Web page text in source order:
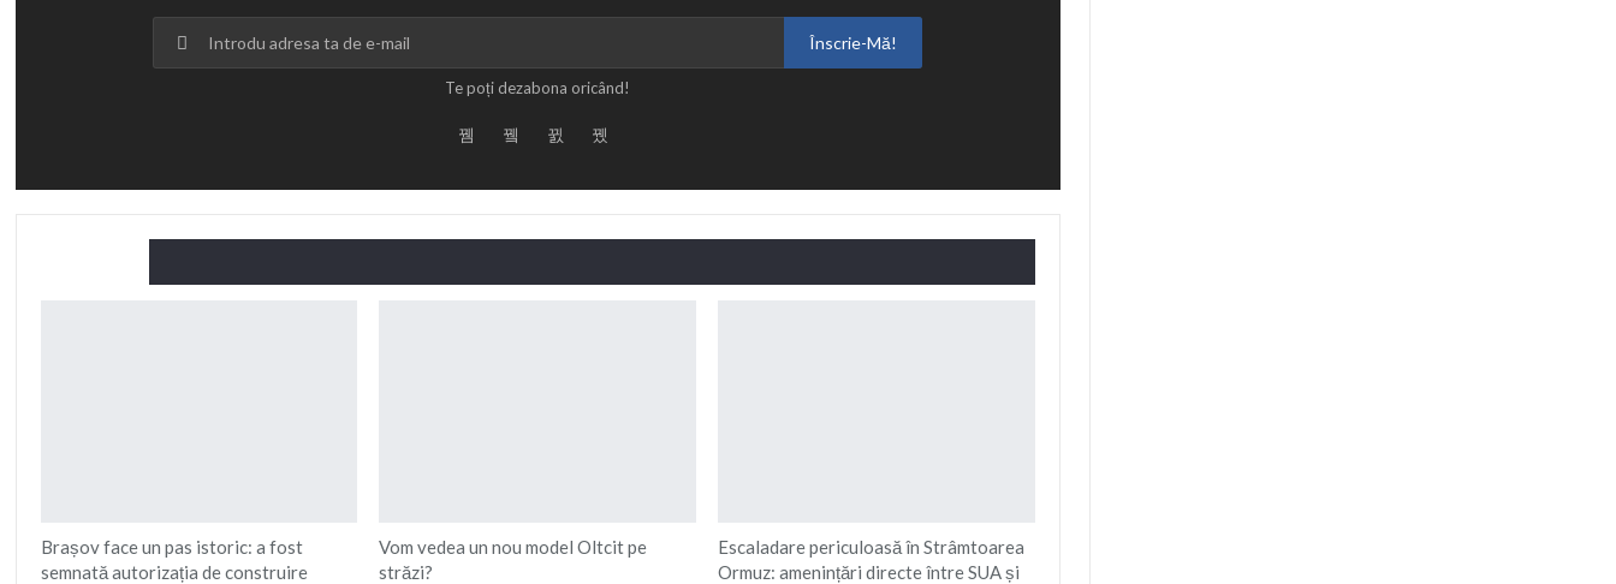
Înscrie-Mă!
Te poți dezabona oricând!
Brașov face un pas istoric: a fost
semnată autorizația de construire
Vom vedea un nou model Oltcit pe
străzi?
Escaladare periculoasă în Strâmtoarea
Ormuz: amenințări directe între SUA și